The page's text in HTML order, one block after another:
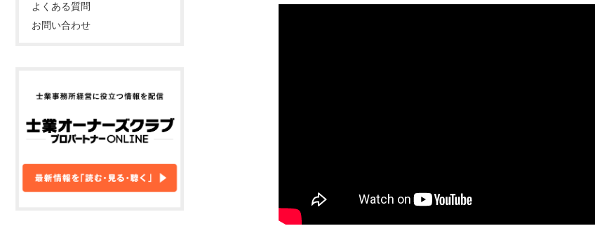
よくある質問
お問い合わせ